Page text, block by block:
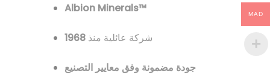
Albion Minerals™
شركة عائلية منذ 1968
جودة مضمونة وفق معايير التصنيع
MAD